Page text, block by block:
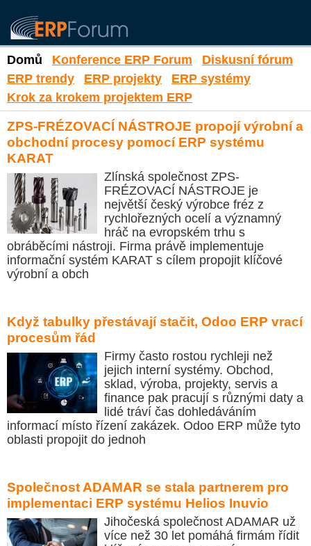
Domů Konference ERP Forum
Diskusní fórum
ERP trendy
ERP projekty
ERP systémy
Krok za krokem projektem ERP
ZPS-FRÉZOVACÍ NÁSTROJE propojí výrobní a
obchodní procesy pomocí ERP systému
KARAT
Zlínská společnost ZPS-
FRÉZOVACÍ NÁSTROJE je
největší český výrobce fréz z
rychlořezných ocelí a významný
hráč na evropském trhu s
obráběcími nástroji. Firma právě implementuje
informační systém KARAT s cílem propojit klíčové
výrobní a obch
Když tabulky přestávají stačit, Odoo ERP vrací
procesům řád
Firmy často rostou rychleji než
jejich interní systémy. Obchod,
sklad, výroba, projekty, servis a
finance pak pracují s různými daty a
lidé tráví čas dohledáváním
informací místo řízení zakázek. Odoo ERP může tyto
oblasti propojit do jednoh
Společnost ADAMAR se stala partnerem pro
implementaci ERP systému Helios Inuvio
Jihočeská společnost ADAMAR už
více než 30 let pomáhá firmám řídit